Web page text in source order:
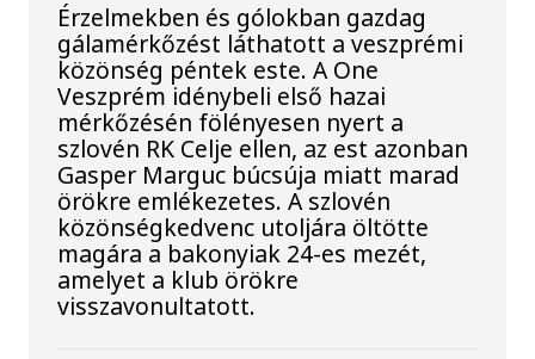
Érzelmekben és gólokban gazdag
gálamérkőzést láthatott a veszprémi
közönség péntek este. A One
Veszprém idénybeli első hazai
mérkőzésén fölényesen nyert a
szlovén RK Celje ellen, az est azonban
Gasper Marguc búcsúja miatt marad
örökre emlékezetes. A szlovén
közönségkedvenc utoljára öltötte
magára a bakonyiak 24-es mezét,
amelyet a klub örökre
visszavonultatott.